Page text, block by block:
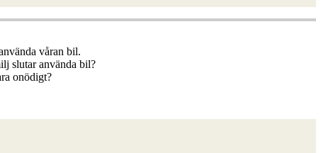
våran bil.
slutar använda bil?
onödigt?